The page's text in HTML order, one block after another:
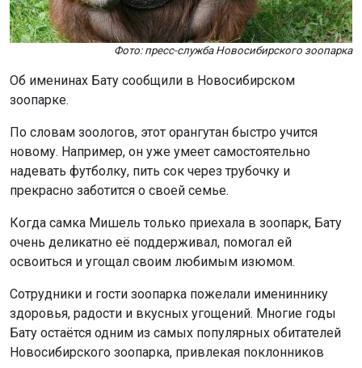
Фото: пресс-служба Новосибирского зоопарка
Об именинах Бату сообщили в Новосибирском
зоопарке.
По словам зоологов, этот орангутан быстро учится
новому. Например, он уже умеет самостоятельно
надевать футболку, пить сок через трубочку и
прекрасно заботится о своей семье.
Когда самка Мишель только приехала в зоопарк, Бату
очень деликатно её поддерживал, помогал ей
освоиться и угощал своим любимым изюмом.
Сотрудники и гости зоопарка пожелали имениннику
здоровья, радости и вкусных угощений. Многие годы
Бату остаётся одним из самых популярных обитателей
Новосибирского зоопарка, привлекая поклонников